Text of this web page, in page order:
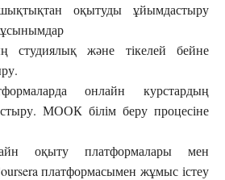
оқытуды ұйымдастыру
ұсынымдар
студиялық және тікелей бейне
онлайн курстардың
МООК білім беру процесіне
оқыту платформалары мен
платформасымен жұмыс істеу